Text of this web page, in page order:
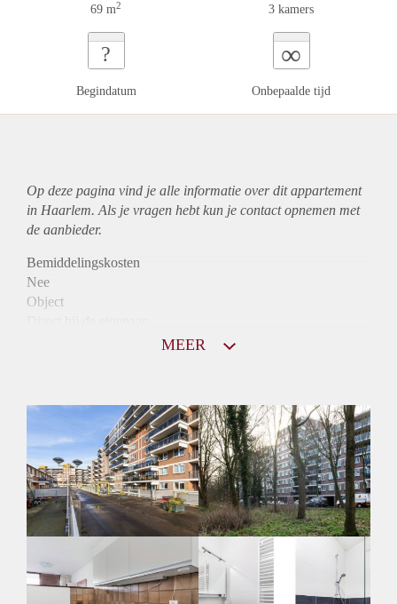
69 m2 3 kamers
?
Begindatum
∞
Onbepaalde tijd
Op deze pagina vind je alle informatie over ditappartement
in Haarlem. Als je vragen hebt kun je contact opnemen met
de aanbieder.
Bemiddelingskosten
Nee
Object
Niet mogelijk
Inkomen eis
2,8 X Maandhuur Bruto
Huurtermijn
Onbepaalde termijn
Oplevering
MEER